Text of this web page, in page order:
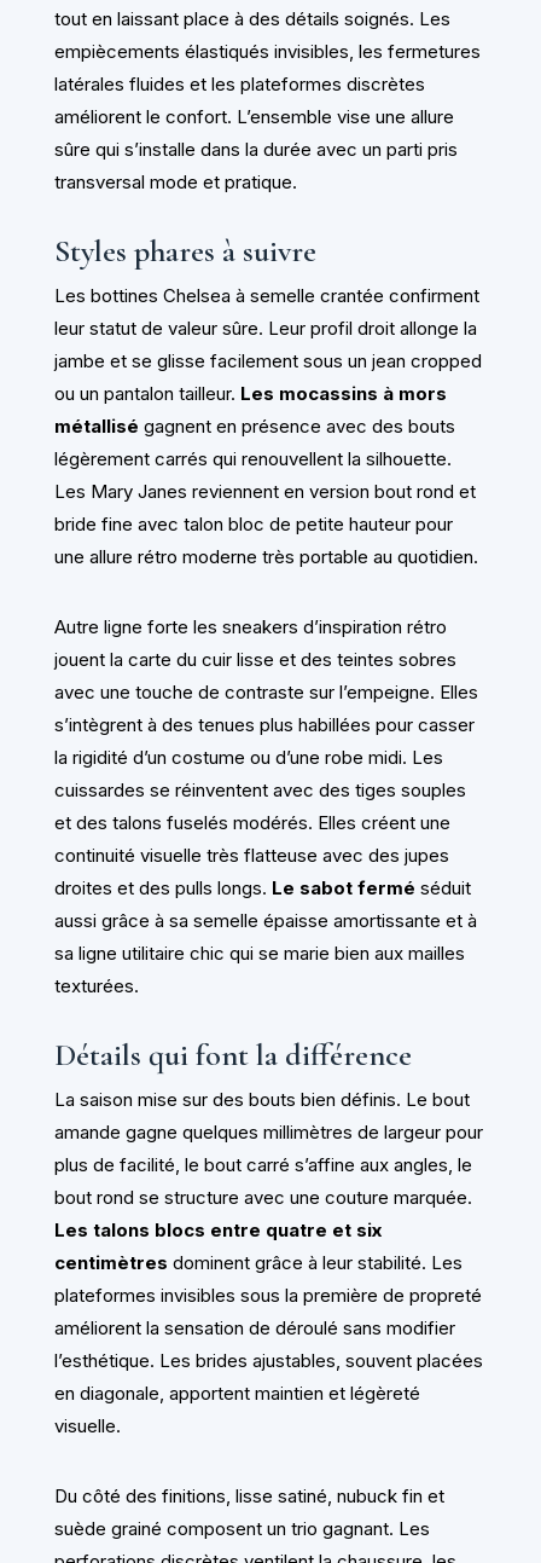
tout en laissant place à des détails soignés. Les
empiècements élastiqués invisibles, les fermetures
latérales fluides et les plateformes discrètes
améliorent le confort. L’ensemble vise une allure
sûre qui s’installe dans la durée avec un parti pris
transversal mode et pratique.
Styles phares à suivre
Les bottines Chelsea à semelle crantée confirment
leur statut de valeur sûre. Leur profil droit allonge la
jambe et se glisse facilement sous un jean cropped
ou un pantalon tailleur. Les mocassins à mors
métallisé gagnent en présence avec des bouts
légèrement carrés qui renouvellent la silhouette.
Les Mary Janes reviennent en version bout rond et
bride fine avec talon bloc de petite hauteur pour
une allure rétro moderne très portable au quotidien.
Autre ligne forte les sneakers d’inspiration rétro
jouent la carte du cuir lisse et des teintes sobres
avec une touche de contraste sur l’empeigne. Elles
s’intègrent à des tenues plus habillées pour casser
la rigidité d’un costume ou d’une robe midi. Les
cuissardes se réinventent avec des tiges souples
et des talons fuselés modérés. Elles créent une
continuité visuelle très flatteuse avec des jupes
droites et des pulls longs. Le sabot fermé séduit
aussi grâce à sa semelle épaisse amortissante et à
sa ligne utilitaire chic qui se marie bien aux mailles
texturées.
Détails qui font la différence
La saison mise sur des bouts bien définis. Le bout
amande gagne quelques millimètres de largeur pour
plus de facilité, le bout carré s’affine aux angles, le
bout rond se structure avec une couture marquée.
Les talons blocs entre quatre et six
centimètres dominent grâce à leur stabilité. Les
plateformes invisibles sous la première de propreté
améliorent la sensation de déroulé sans modifier
l’esthétique. Les brides ajustables, souvent placées
en diagonale, apportent maintien et légèreté
visuelle.
Du côté des finitions, lisse satiné, nubuck fin et
suède grainé composent un trio gagnant. Les